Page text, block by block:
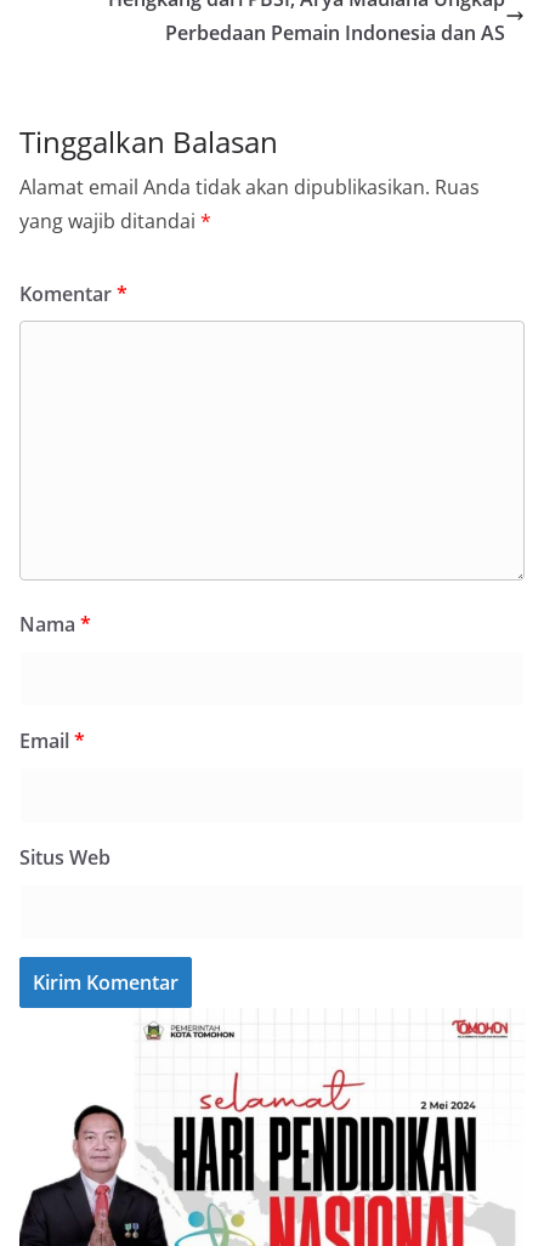
Perbedaan Pemain Indonesia dan AS
Tinggalkan Balasan
Alamat email Anda tidak akan dipublikasikan. Ruas
yang wajib ditandai *
Komentar*
Nama *
Email*
Situs Web